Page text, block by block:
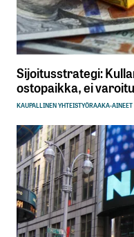
Sijoitusstrategi:
ostopaikka, ei
KAUPALLINEN YHTEISTYÖRAAKA-AINEET